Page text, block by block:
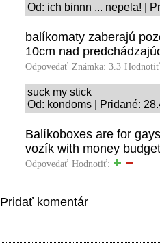
Od: ich binnn ... nepela! |
balíkomaty zaberajú
10cm nad
Odpovedať Známka: 3.3
suck my stick
Od: kondoms | Pridané:
Balíkoboxes are for
vozík with money
Odpovedať Hodnotiť:
Pridať komentár